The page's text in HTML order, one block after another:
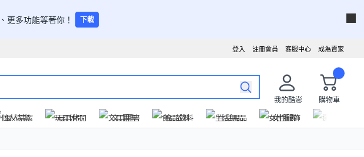
更多功能等著你！ 下載
成為賣家
客服中心
註冊會員
登入
我的酷澎
購物車
個人清潔 玩具休閒 文具圖書 食品飲料 生活用品 女性服飾